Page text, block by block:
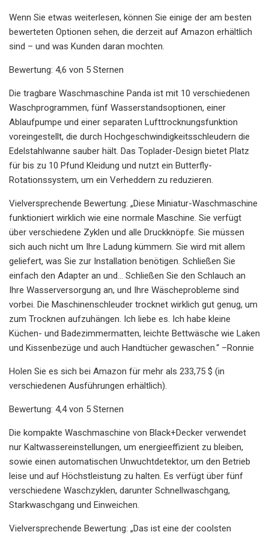
Wenn Sie etwas weiterlesen, können Sie einige der am besten
bewerteten Optionen sehen, die derzeit auf Amazon erhältlich
sind – und was Kunden daran mochten.
Bewertung: 4,6 von 5 Sternen
Die tragbare Waschmaschine Panda ist mit 10 verschiedenen
Waschprogrammen, fünf Wasserstandsoptionen, einer
Ablaufpumpe und einer separaten Lufttrocknungsfunktion
voreingestellt, die durch Hochgeschwindigkeitsschleudern die
Edelstahlwanne sauber hält. Das Toplader-Design bietet Platz
für bis zu 10 Pfund Kleidung und nutzt ein Butterfly-
Rotationssystem, um ein Verheddern zu reduzieren.
Vielversprechende Bewertung: „Diese Miniatur-Waschmaschine
funktioniert wirklich wie eine normale Maschine. Sie verfügt
über verschiedene Zyklen und alle Druckknöpfe. Sie müssen
sich auch nicht um Ihre Ladung kümmern. Sie wird mit allem
geliefert, was Sie zur Installation benötigen. Schließen Sie
einfach den Adapter an und... Schließen Sie den Schlauch an
Ihre Wasserversorgung an, und Ihre Wäscheprobleme sind
vorbei. Die Maschinenschleuder trocknet wirklich gut genug, um
zum Trocknen aufzuhängen. Ich liebe es. Ich habe kleine
Küchen- und Badezimmermatten, leichte Bettwäsche wie Laken
und Kissenbezüge und auch Handtücher gewaschen.“ –Ronnie
Holen Sie es sich bei Amazon für mehr als 233,75 $ (in
verschiedenen Ausführungen erhältlich).
Bewertung: 4,4 von 5 Sternen
Die kompakte Waschmaschine von Black+Decker verwendet
nur Kaltwassereinstellungen, um energieeffizient zu bleiben,
sowie einen automatischen Unwuchtdetektor, um den Betrieb
leise und auf Höchstleistung zu halten. Es verfügt über fünf
verschiedene Waschzyklen, darunter Schnellwaschgang,
Starkwaschgang und Einweichen.
Vielversprechende Bewertung: „Das ist eine der coolsten